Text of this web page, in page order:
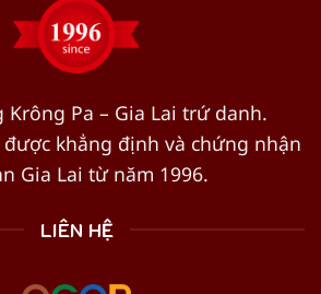
Krông Pa – Gia Lai trứ danh.
khẳng định và chứng nhận
Gia Lai từ năm 1996.
LIÊN HỆ